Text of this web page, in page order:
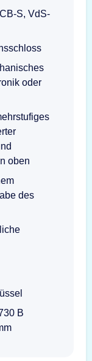
S, VdS-
oder
oben
des
B